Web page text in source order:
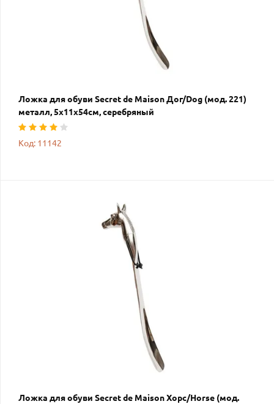
Ложка для обуви Secret de Maison Дог/Dog (мод. 221)
металл, 5х11х54см, серебряный
Код: 11142
Ложка для обуви Secret de Maison Хорс/Horse (мод.